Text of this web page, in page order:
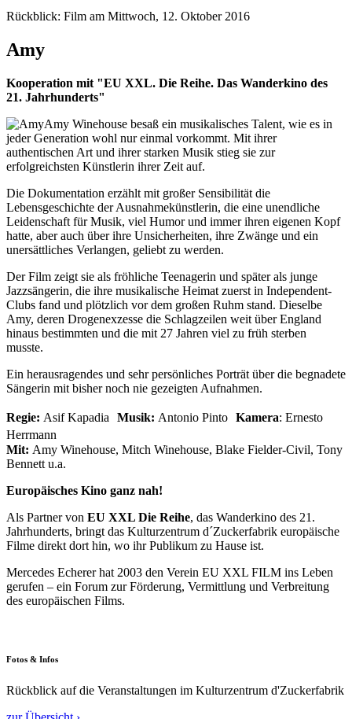
Rückblick: Film am Mittwoch, 12. Oktober 2016
Amy
Kooperation mit "EU XXL. Die Reihe. Das Wanderkino des
21. Jahrhunderts"
Amy Winehouse besaß ein musikalisches Talent, wie es in
jeder Generation wohl nur einmal vorkommt. Mit ihrer
authentischen Art und ihrer starken Musik stieg sie zur
erfolgreichsten Künstlerin ihrer Zeit auf.
Die Dokumentation erzählt mit großer Sensibilität die
Lebensgeschichte der Ausnahmekünstlerin, die eine unendliche
Leidenschaft für Musik, viel Humor und immer ihren eigenen Kopf
hatte, aber auch über ihre Unsicherheiten, ihre Zwänge und ein
unersättliches Verlangen, geliebt zu werden.
Der Film zeigt sie als fröhliche Teenagerin und später als junge
Jazzsängerin, die ihre musikalische Heimat zuerst in Independent-
Clubs fand und plötzlich vor dem großen Ruhm stand. Dieselbe
Amy, deren Drogenexzesse die Schlagzeilen weit über England
hinaus bestimmten und die mit 27 Jahren viel zu früh sterben
musste.
Ein herausragendes und sehr persönliches Porträt über die begnadete
Sängerin mit bisher noch nie gezeigten Aufnahmen.
Regie: Asif Kapadia Musik: Antonio Pinto Kamera: Ernesto
Herrmann
Mit: Amy Winehouse, Mitch Winehouse, Blake Fielder-Civil, Tony
Bennett u.a.
Europäisches Kino ganz nah!
Als Partner von EU XXL Die Reihe, das Wanderkino des 21.
Jahrhunderts, bringt das Kulturzentrum d´Zuckerfabrik europäische
Filme direkt dort hin, wo ihr Publikum zu Hause ist.
Mercedes Echerer hat 2003 den Verein EU XXL FILM ins Leben
gerufen – ein Forum zur Förderung, Vermittlung und Verbreitung
des europäischen Films.
Fotos & Infos
Rückblick auf die Veranstaltungen im Kulturzentrum d'Zuckerfabrik